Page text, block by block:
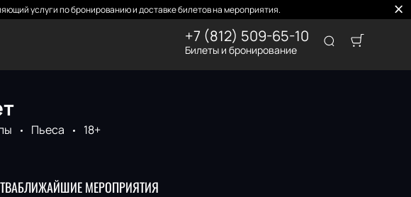
услуги по бронированию и доставке билетов на мероприятия.
+7 (812) 509-65-10
Билеты и бронирование
Пьеса
18+
БЛИЖАЙШИЕ МЕРОПРИЯТИЯ